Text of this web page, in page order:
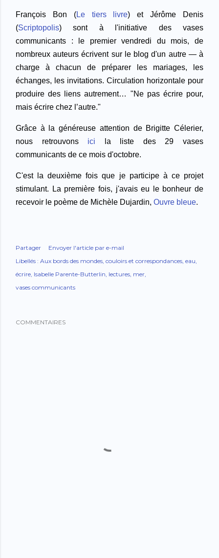
François Bon (Le tiers livre) et Jérôme Denis
(Scriptopolis) sont à l'initiative des vases
communicants : le premier vendredi du mois, de
nombreux auteurs écrivent sur le blog d'un autre — à
charge à chacun de préparer les mariages, les
échanges, les invitations. Circulation horizontale pour
produire des liens autrement… "Ne pas écrire pour,
mais écrire chez l’autre."
Grâce à la généreuse attention de Brigitte Célerier,
nous retrouvons ici
la liste des 29 vases
communicants de ce mois d'octobre.
C'est la deuxième fois que je participe à ce projet
stimulant. La première fois, j'avais eu le bonheur de
recevoir le poème de Michèle Dujardin, Ouvre bleue.
Partager
Envoyer l'article par e-mail
Libellés : Aux bords des mondes couloirs et correspondances eau
écrire Isabelle Parente-Butterlin lectures mer
vases communicants
COMMENTAIRES